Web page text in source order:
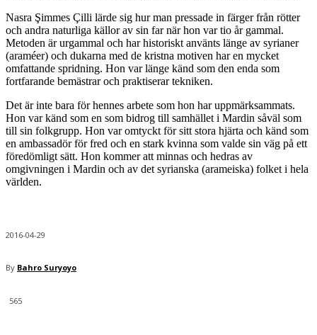
Nasra Şimmes Çilli lärde sig hur man pressade in färger från rötter
och andra naturliga källor av sin far när hon var tio år gammal.
Metoden är urgammal och har historiskt använts länge av syrianer
(araméer) och dukarna med de kristna motiven har en mycket
omfattande spridning. Hon var länge känd som den enda som
fortfarande bemästrar och praktiserar tekniken.
Det är inte bara för hennes arbete som hon har uppmärksammats.
Hon var känd som en som bidrog till samhället i Mardin såväl som
till sin folkgrupp. Hon var omtyckt för sitt stora hjärta och känd som
en ambassadör för fred och en stark kvinna som valde sin väg på ett
föredömligt sätt. Hon kommer att minnas och hedras av
omgivningen i Mardin och av det syrianska (arameiska) folket i hela
världen.
2016-04-29
By Bahro Suryoyo
565